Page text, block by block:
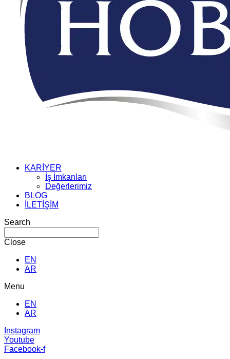
KARİYER
İş İmkanları
Değerlerimiz
BLOG
İLETİŞİM
Search
Close
EN
AR
Menu
EN
AR
Instagram
Youtube
Facebook-f